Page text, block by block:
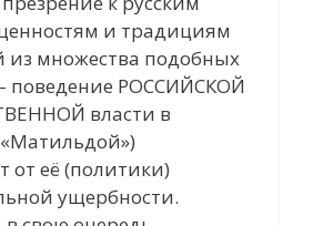
и традициям
из множества подобных
поведение РОССИЙСКОЙ
власти в
от её (политики)
ущербности.